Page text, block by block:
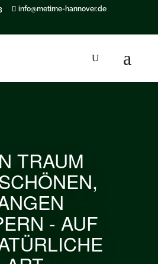
info@metime-hannover.de
TRAUM
- AUF